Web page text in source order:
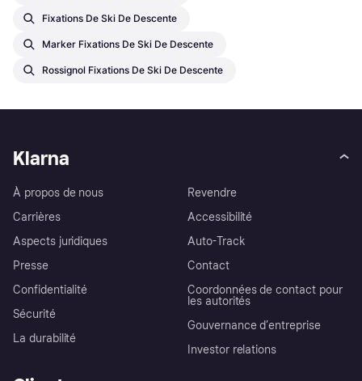
Fixations De Ski De Descente
Marker Fixations De Ski De Descente
Rossignol Fixations De Ski De Descente
Klarna
À propos de nous
Carrières
Aspects juridiques
Presse
Confidentialité
Sécurité
La durabilité
Revendre
Accessibilité
Auto-Track
Contact
Coordonnées de contact pour
les autorités
Gouvernance d’entreprise
Investor relations